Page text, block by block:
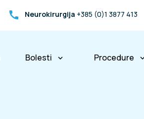
call Neurokirurgija +385 (0)1 3877 413
Bolesti keyboard_arrow_down Procedure